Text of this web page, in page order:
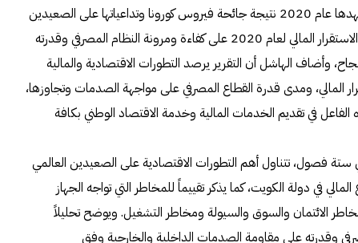
وفي ظل الأحداث الاستثنائية التي شهدها عام 2020 نتيجة جائحة فيروس كورونا وتداعياتها على الصعيدين
الصحي والاقتصادي، فقد ركز تقرير الاستقرار المالي لعام 2020 على كفاءة ومرونة النظام المصرفي وقدرته
وأضاف الهاشل أن التقرير يرصد التطورات الاقتصادية والمالية
المالي، ومدى قدرة القطاع المصرفي على مواجهة الصدمات وتجاوزها،
في تقديم الخدمات المالية وخدمة الاقتصاد الوطني بكافة
ستة فصول، تتناول أهم التطورات الاقتصادية على الصعيدين العالمي
في دولة الكويت، كما يذكر تقييماً للمخاطر التي تواجه الجهاز
الائتمان والسوق والسيولة ومخاطر التشغيل. ويوضح تحليلاً
وقدرته على مقاومة الصدمات الداخلية والخارجية وفق